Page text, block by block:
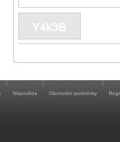
Nápověda Obchodní podmínky